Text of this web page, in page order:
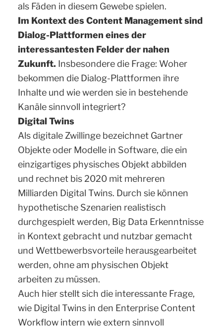
als Fäden in diesem Gewebe spielen.
Im Kontext des Content Management sind
Dialog-Plattformen eines der
interessantesten Felder der nahen
Zukunft. Insbesondere die Frage: Woher
bekommen die Dialog-Plattformen ihre
Inhalte und wie werden sie in bestehende
Kanäle sinnvoll integriert?
Digital Twins
Als digitale Zwillinge bezeichnet Gartner
Objekte oder Modelle in Software, die ein
einzigartiges physisches Objekt abbilden
und rechnet bis 2020 mit mehreren
Milliarden Digital Twins. Durch sie können
hypothetische Szenarien realistisch
durchgespielt werden, Big Data Erkenntnisse
in Kontext gebracht und nutzbar gemacht
und Wettbewerbsvorteile herausgearbeitet
werden, ohne am physischen Objekt
arbeiten zu müssen.
Auch hier stellt sich die interessante Frage,
wie Digital Twins in den Enterprise Content
Workflow intern wie extern sinnvoll